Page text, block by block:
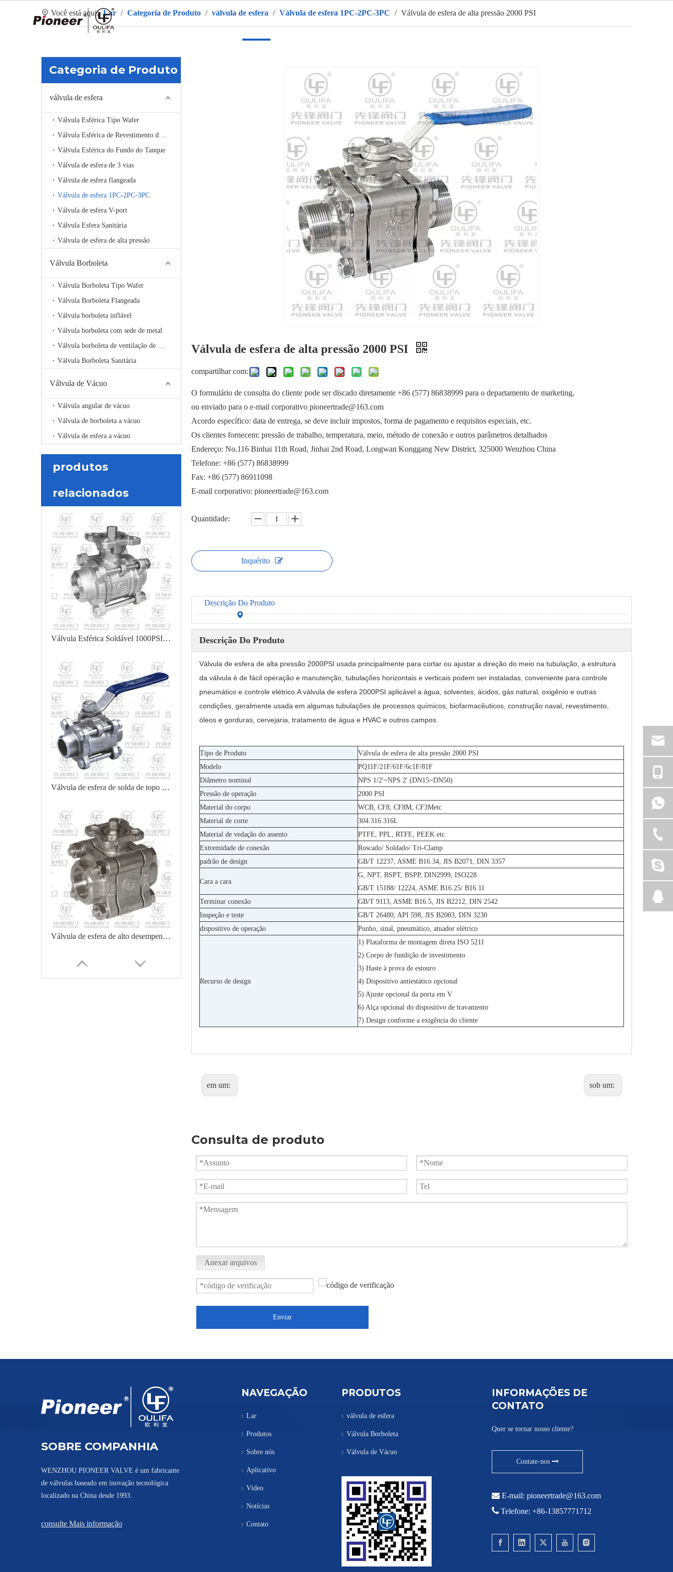
Você está aqui: Lar / Categoria de Produto / válvula de esfera / Válvula de esfera 1PC-2PC-3PC / Válvula de esfera de alta pressão 2000 PSI
Categoria de Produto
válvula de esfera
Válvula Esférica Tipo Wafer
Válvula Esférica de Revestimento de Aquecimento
Válvula Esférica do Fundo do Tanque
Válvula de esfera de 3 vias
Válvula de esfera flangeada
Válvula de esfera 1PC-2PC-3PC
Válvula de esfera V-port
Válvula Esfera Sanitária
Válvula de esfera de alta pressão
Válvula Borboleta
Válvula Borboleta Tipo Wafer
Válvula Borboleta Flangeada
Válvula borboleta inflável
Válvula borboleta com sede de metal
Válvula borboleta de ventilação de alta temperatura
Válvula Borboleta Sanitária
Válvula de Vácuo
Válvula angular de vácuo
Válvula de borboleta a vácuo
Válvula de esfera a vácuo
produtos
relacionados
Válvula Esférica Soldável 1000PSI PQ61F
Válvula de esfera de solda de topo 3PC Q61F
Válvula de esfera de alto desempenho 2000PSI PQ6c1F
Válvula de esfera de alta pressão 2000 PSI
compartilhar com:
O formulário de consulta do cliente pode ser discado diretamente +86 (577) 86838999 para o departamento de marketing,
ou enviado para o e-mail corporativo pioneertrade@163.com
Acordo específico: data de entrega, se deve incluir impostos, forma de pagamento e requisitos especiais, etc.
Os clientes fornecem: pressão de trabalho, temperatura, meio, método de conexão e outros parâmetros detalhados
Endereço: No.116 Binhai 11th Road, Jinhai 2nd Road, Longwan Konggang New District, 325000 Wenzhou China
Telefone: +86 (577) 86838999
Fax: +86 (577) 86911098
E-mail corporativo: pioneertrade@163.com
Quantidade:
Inquérito
Descrição Do Produto
Descrição Do Produto
Válvula de esfera de alta pressão 2000PSI usada principalmente para cortar ou ajustar a direção do meio na tubulação, a estrutura
da válvula é de fácil operação e manutenção, tubulações horizontais e verticais podem ser instaladas, conveniente para controle
pneumático e controle elétrico.A válvula de esfera 2000PSI aplicável a água, solventes, ácidos, gás natural, oxigênio e outras
condições, geralmente usada em algumas tubulações de processos químicos, biofarmacêuticos, construção naval, revestimento,
óleos e gorduras, cervejaria, tratamento de água e HVAC e outros campos.
Tipo de Produto
Válvula de esfera de alta pressão 2000 PSI
Modelo
PQ11F/21F/61F/6c1F/81F
Diâmetro nominal
NPS 1/2'~NPS 2' (DN15~DN50)
Pressão de operação
2000 PSI
Material do corpo
WCB, CF8, CF8M, CF3Metc
Material de corte
304.316.316L
Material de vedação do assento
PTFE, PPL, RTFE, PEEK etc.
Extremidade de conexão
Roscado/ Soldado/ Tri-Clamp
padrão de design
GB/T 12237, ASME B16.34, JIS B2071, DIN 3357
Cara a cara
G, NPT, BSPT, BSPP, DIN2999, ISO228
GB/T 15188/ 12224, ASME B16.25/ B16.11
Terminar conexão
GB/T 9113, ASME B16.5, JIS B2212, DIN 2542
Inspeção e teste
GB/T 26480, API 598, JIS B2003, DIN 3230
dispositivo de operação
Punho, sinal, pneumático, atuador elétrico
Recurso de design
1) Plataforma de montagem direta ISO 5211
2) Corpo de fundição de investimento
3) Haste à prova de estouro
4) Dispositivo antiestático opcional
5) Ajuste opcional da porta em V
6) Alça opcional do dispositivo de travamento
7) Design conforme a exigência do cliente
em um: sob um:
Consulta de produto
Anexar arquivos
Enviar
SOBRE COMPANHIA
WENZHOU PIONEER VALVE é um fabricante
de válvulas baseado em inovação tecnológica
localizado na China desde 1993.
consulte Mais informação
NAVEGAÇÃO
Lar
Produtos
Sobre nós
Aplicativo
Vídeo
Notícias
Contato
PRODUTOS
válvula de esfera
Válvula Borboleta
Válvula de Vácuo
INFORMAÇÕES DE
CONTATO
Quer se tornar nosso cliente?
Contate-nos
 E-mail: pioneertrade@163.com
 Telefone: +86-13857771712